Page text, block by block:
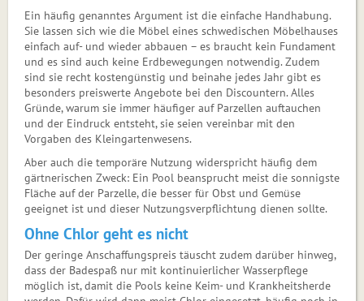
Ein häufig genanntes Argument ist die einfache Handhabung.
Sie lassen sich wie die Möbel eines schwedischen Möbelhauses
einfach auf- und wieder abbauen – es braucht kein Fundament
und es sind auch keine Erdbewegungen notwendig. Zudem
sind sie recht kostengünstig und beinahe jedes Jahr gibt es
besonders preiswerte Angebote bei den Discountern. Alles
Gründe, warum sie immer häufiger auf Parzellen auftauchen
und der Eindruck entsteht, sie ­seien vereinbar mit den
Vorgaben des Kleingartenwesens.
Aber auch die temporäre Nutzung widerspricht häufig dem
gärtnerischen Zweck: Ein Pool beansprucht meist die sonnigste
Fläche auf der Parzelle, die besser für Obst und Gemüse
geeignet ist und dieser Nutzungsverpflichtung dienen sollte.
Ohne Chlor geht es nicht
Der geringe Anschaffungspreis täuscht zudem darüber hinweg,
dass der Badespaß nur mit kontinuierlicher Wasserpflege
möglich ist, damit die Pools keine Keim- und Krankheitsherde